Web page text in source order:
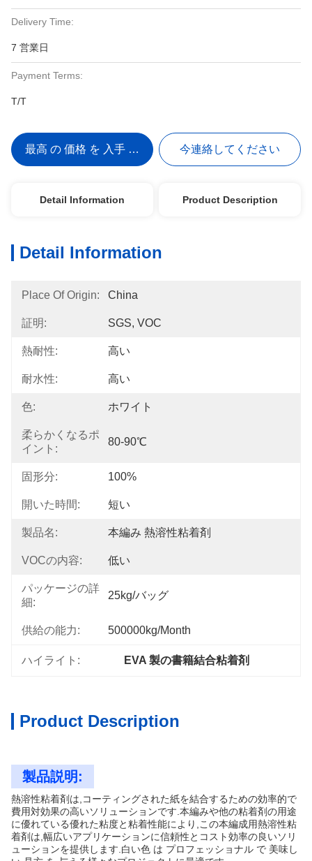
Delivery Time:
7 営業日
Payment Terms:
T/T
最高 の 価格 を 入手 する 今連絡してください
Detail Information Product Description
Detail Information
Place Of Origin: China
証明: SGS, VOC
熱耐性: 高い
耐水性: 高い
色: ホワイト
柔らかくなるポ
イント:
80-90℃
固形分: 100%
開いた時間: 短い
製品名: 本編み 熱溶性粘着剤
VOCの内容: 低い
パッケージの詳
細:
25kg/バッグ
供給の能力: 500000kg/month
ハイライト: EVA 製の書籍結合粘着剤
Product Description
製品説明:
熱溶性粘着剤は,コーティングされた紙を結合するための効率的で
費用対効果の高いソリューションです.本編みや他の粘着剤の用途
に優れている優れた粘度と粘着性能により,この本編成用熱溶性粘
着剤は,幅広いアプリケーションに信頼性とコスト効率の良いソリ
ューションを提供します.白い色 は プロフェッショナル で 美味し